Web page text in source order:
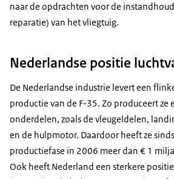
naar de opdrachten voor de
reparatie) van het vliegtuig.
Nederlandse positie
De Nederlandse industrie levert een
productie van de F-35. Zo produceert ze
onderdelen, zoals de vleugeldelen,
en de hulpmotor. Daardoor heeft ze
productiefase in 2006 meer dan € 1
Ook heeft Nederland een sterkere